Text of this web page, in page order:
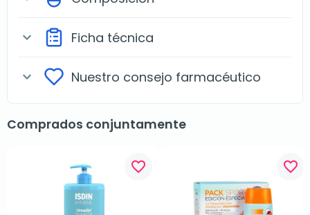
expand_more Ficha técnica
expand_more Nuestro consejo farmacéutico
Comprados conjuntamente
favorite_border favorite_border